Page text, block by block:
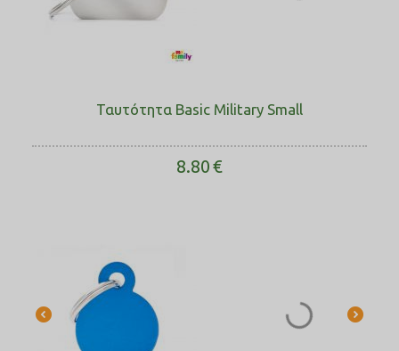
Ταυτότητα Basic Military Small
8.80€